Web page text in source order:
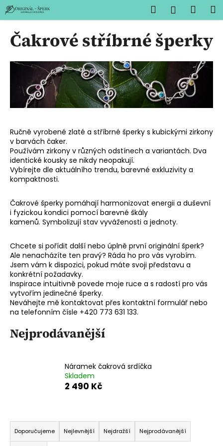
Přejít
na
obsah
Hledat
Čakrové stříbrné šperky
Ručně vyrobené zlaté a stříbrné šperky s kubickými zirkony
v barvách čaker.
Používám zirkony v různých odstínech a variantách. Dva
identické kousky se nikdy neopakují.
Vybírejte dle aktuálního trendu, barevné exkluzivity a
kompaktnosti.
Čakrové šperky pomáhají harmonizovat energii a duševní
i fyzickou kondici pomocí barevné škály
kamenů. Symbolizují stav vyváženosti a jednoty.
Chcete si pořídit další nebo úplně první originální šperk?
Ale nenacházíte ten pravý? Ráda ho pro vás vyrobím.
Jsem vám k dispozici, pokud máte svoji představu a
konkrétní požadavky.
Inspirace intuitivně povede moje ruce a s radostí pro vás
vytvořím jedinečné šperky.
Neváhejte mě kontaktovat přes kontaktní formulář nebo
na telefonním čísle +420 773 631 133.
Nejprodávanější
Náramek čakrová srdíčka
Skladem
2 490 Kč
Ř
aDoporučujeme Nejlevnější Nejdražší Nejprodávanější
K
o
o
t
e
b
u
j
e
t
e
n
j
í
t
?
HLEDAT
r
u